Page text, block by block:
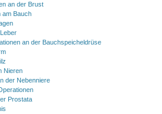
an der Brust
am Bauch
an der Bauchspeicheldrüse
Nieren
der Nebenniere
Prostata